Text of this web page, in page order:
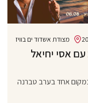
מצודת אשדוד ים בוויז
אסי יחיאל
במקום אחד בערב טברנה